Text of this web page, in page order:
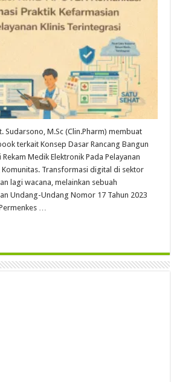
Sudarsono, M.Sc (Clin.Pharm) membuat
terkait Konsep Dasar Rancang Bangun
Medik Elektronik Pada Pelayanan
Komunitas. Transformasi digital di sektor
lagi wacana, melainkan sebuah
Undang-Undang Nomor 17 Tahun 2023
…